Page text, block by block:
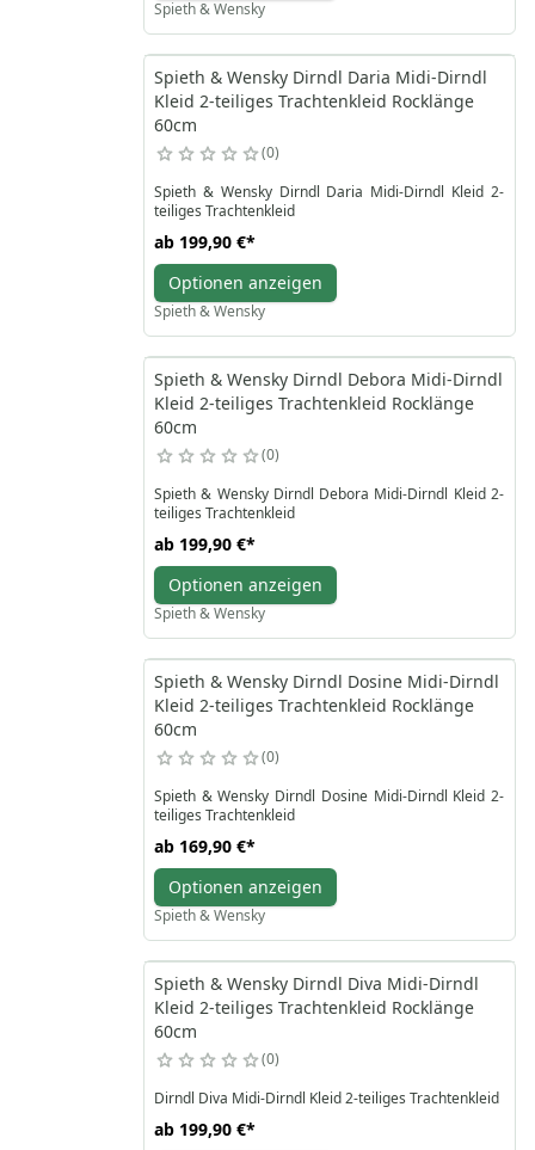
Spieth & Wensky
Spieth & Wensky Dirndl Daria Midi-Dirndl
Kleid 2-teiliges Trachtenkleid Rocklänge
60cm
0
Spieth & Wensky Dirndl Daria Midi-Dirndl Kleid 2-
teiliges Trachtenkleid
ab 199,90 €*
Optionen anzeigen
Spieth & Wensky
Spieth & Wensky Dirndl Debora Midi-Dirndl
Kleid 2-teiliges Trachtenkleid Rocklänge
60cm
0
Spieth & Wensky Dirndl Debora Midi-Dirndl Kleid 2-
teiliges Trachtenkleid
ab 199,90 €*
Optionen anzeigen
Spieth & Wensky
Spieth & Wensky Dirndl Dosine Midi-Dirndl
Kleid 2-teiliges Trachtenkleid Rocklänge
60cm
0
Spieth & Wensky Dirndl Dosine Midi-Dirndl Kleid 2-
teiliges Trachtenkleid
ab 169,90 €*
Optionen anzeigen
Spieth & Wensky
Spieth & Wensky Dirndl Diva Midi-Dirndl
Kleid 2-teiliges Trachtenkleid Rocklänge
60cm
0
Dirndl Diva Midi-Dirndl Kleid 2-teiliges Trachtenkleid
ab 199,90 €*